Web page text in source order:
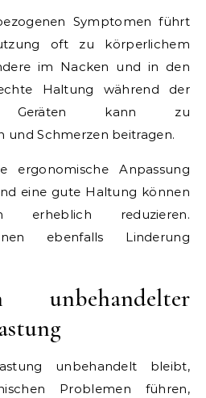
Symptomen führt
oft zu körperlichem
im Nacken und in den
Haltung während der
Geräten kann zu
und Schmerzen beitragen.
ergonomische Anpassung
eine gute Haltung können
erheblich reduzieren.
ebenfalls Linderung
unbehandelter
unbehandelt bleibt,
Problemen führen,